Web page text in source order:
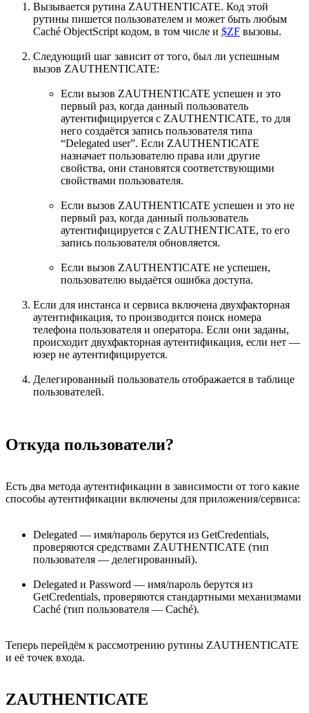
Вызывается рутина ZAUTHENTICATE. Код этой
рутины пишется пользователем и может быть любым
Caché ObjectScript кодом, в том числе и $ZF вызовы.
Следующий шаг зависит от того, был ли успешным
вызов ZAUTHENTICATE:
Если вызов ZAUTHENTICATE успешен и это
первый раз, когда данный пользователь
аутентифицируется с ZAUTHENTICATE, то для
него создаётся запись пользователя типа
“Delegated user”. Если ZAUTHENTICATE
назначает пользователю права или другие
свойства, они становятся соответствующими
свойствами пользователя.
Если вызов ZAUTHENTICATE успешен и это не
первый раз, когда данный пользователь
аутентифицируется с ZAUTHENTICATE, то его
запись пользователя обновляется.
Если вызов ZAUTHENTICATE не успешен,
пользователю выдаётся ошибка доступа.
Если для инстанса и сервиса включена двухфакторная
аутентификация, то производится поиск номера
телефона пользователя и оператора. Если они заданы,
происходит двухфакторная аутентификация, если нет —
юзер не аутентифицируется.
Делегированный пользователь отображается в таблице
пользователей.
Откуда пользователи?
Есть два метода аутентификации в зависимости от того какие
способы аутентификации включены для приложения/сервиса:
Delegated — имя/пароль берутся из GetCredentials,
проверяются средствами ZAUTHENTICATE (тип
пользователя — делегированный).
Delegated и Password — имя/пароль берутся из
GetCredentials, проверяются стандартными механизмами
Caché (тип пользователя — Caché).
Теперь перейдём к рассмотрению рутины ZAUTHENTICATE
и её точек входа.
ZAUTHENTICATE